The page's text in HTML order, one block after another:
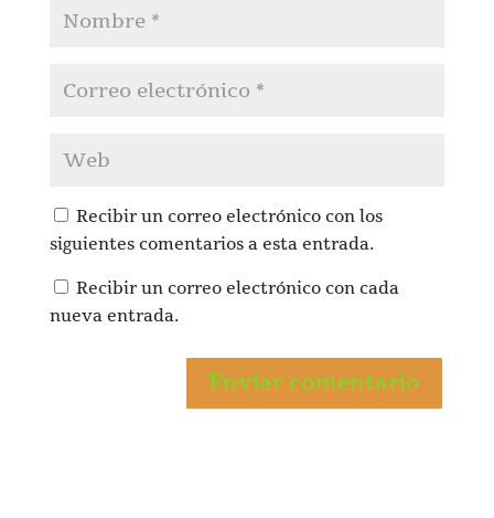
Recibir un correo electrónico con los
siguientes comentarios a esta entrada.
Recibir un correo electrónico con cada
nueva entrada.